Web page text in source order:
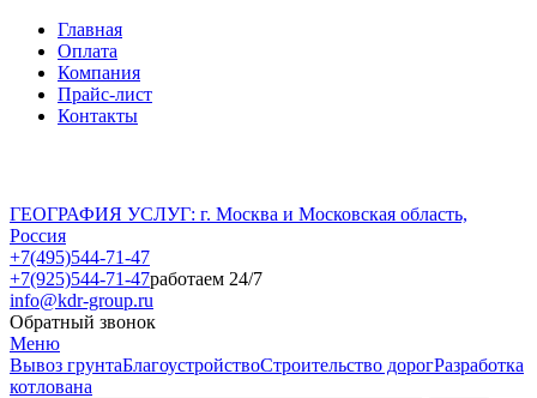
Главная
Оплата
Компания
Прайс-лист
Контакты
ГЕОГРАФИЯ УСЛУГ: г. Москва и Московская область,
Россия
+7(495)544-71-47
+7(925)544-71-47работаем 24/7
info@kdr-group.ru
Обратный звонок
Меню
Вывоз грунтаБлагоустройствоСтроительство дорогРазработка
котлована